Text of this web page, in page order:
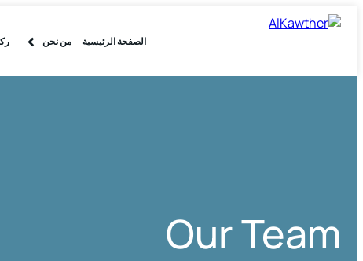
الصفحة الرئيسية من نحن
Our Team